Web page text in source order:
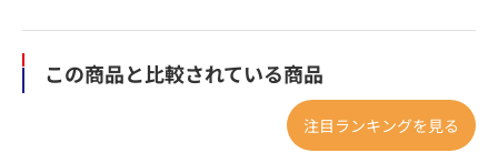
この商品と比較されている商品
注目ランキングを見る